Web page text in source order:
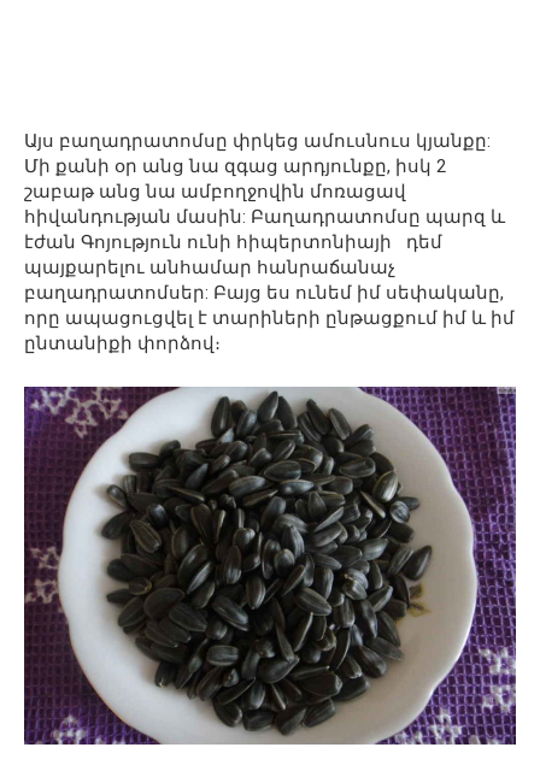
Այս բաղադրատոմսը փրկեց ամուսնուս կյանքը:
Մի քանի օր անց նա զգաց արդյունքը, իսկ 2
շաբաթ անց նա ամբողջովին մոռացավ
հիվանդության մասին: Բաղադրատոմսը պարզ և
էժան Գոյություն ունի հիպերտոնիայի դեմ
պայքարելու անհամար հանրաճանաչ
բաղադրատոմսեր: Բայց ես ունեմ իմ սեփականը,
որը ապացուցվել է տարիների ընթացքում իմ և իմ
ընտանիքի փորձով։